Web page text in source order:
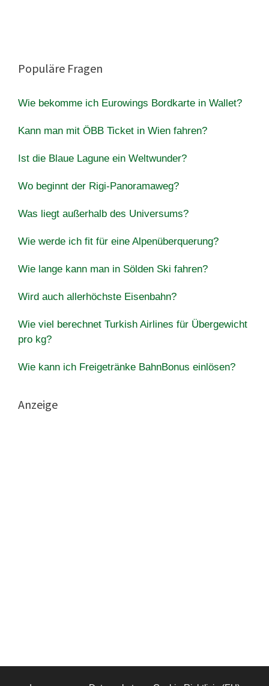
Populäre Fragen
Wie bekomme ich Eurowings Bordkarte in Wallet?
Kann man mit ÖBB Ticket in Wien fahren?
Ist die Blaue Lagune ein Weltwunder?
Wo beginnt der Rigi-Panoramaweg?
Was liegt außerhalb des Universums?
Wie werde ich fit für eine Alpenüberquerung?
Wie lange kann man in Sölden Ski fahren?
Wird auch allerhöchste Eisenbahn?
Wie viel berechnet Turkish Airlines für Übergewicht
pro kg?
Wie kann ich Freigetränke BahnBonus einlösen?
Anzeige